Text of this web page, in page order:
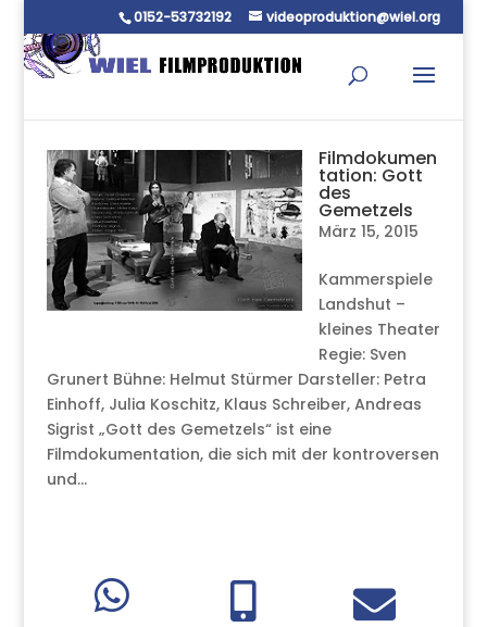
0152-53732192 videoproduktion@wiel.org
Filmdokumen
tation: Gott
des
Gemetzels
März 15, 2015
Kammerspiele
Landshut –
kleines Theater
Regie: Sven
Grunert Bühne: Helmut Stürmer Darsteller: Petra
Einhoff, Julia Koschitz, Klaus Schreiber, Andreas
Sigrist „Gott des Gemetzels“ ist eine
Filmdokumentation, die sich mit der kontroversen
und...
  